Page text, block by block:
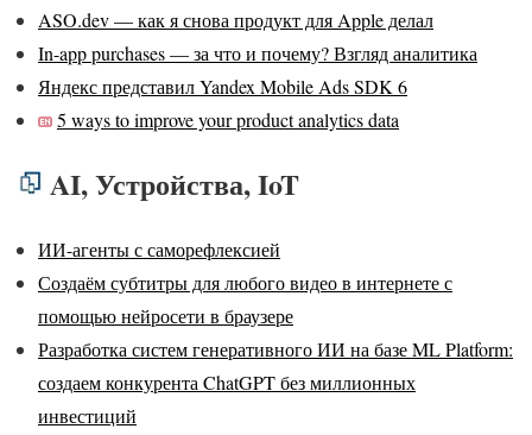
ASO.dev — как я снова продукт для Apple делал
In-app purchases — за что и почему? Взгляд аналитика
Яндекс представил Yandex Mobile Ads SDK 6
5 ways to improve your product analytics data
AI, Устройства, IoT
ИИ-агенты с саморефлексией
Создаём субтитры для любого видео в интернете с
помощью нейросети в браузере
Разработка систем генеративного ИИ на базе ML Platform:
создаем конкурента ChatGPT без миллионных
инвестиций